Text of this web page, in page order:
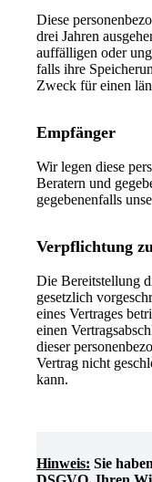
Diese
drei Jahren
auffälligen oder
falls ihre
Zweck für einen
Empfänger
Wir legen diese
Beratern und
gegebenenfalls
Verpflichtung
Die Bereitstellung
gesetzlich
eines Vertrages
einen
dieser
Vertrag nicht
kann.
Hinweis: Sie